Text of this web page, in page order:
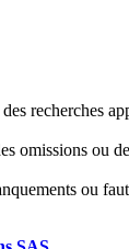
recherches
omissions ou
ou